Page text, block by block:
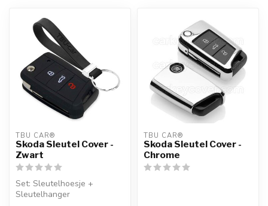
TBU CAR®
Skoda Sleutel Cover -
Zwart
Set: Sleutelhoesje +
Sleutelhanger
TBU CAR®
Skoda Sleutel Cover -
Chrome